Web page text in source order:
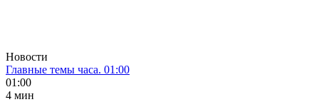
Новости
Главные темы часа. 01:00
01:00
4 мин